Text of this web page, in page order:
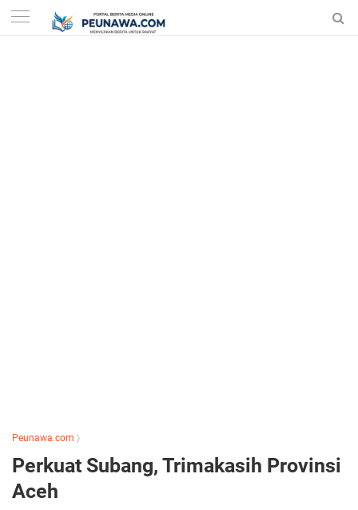
Peunawa.com 〉
Perkuat Subang, Trimakasih Provinsi
Aceh